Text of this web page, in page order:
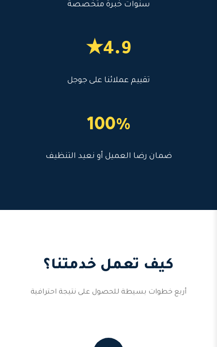
سنوات خبرة متخصصة
4.9★
تقييم عملائنا على جوجل
100%
ضمان رضا العميل أو نعيد التنظيف
كيف تعمل خدمتنا؟
أربع خطوات بسيطة للحصول على نتيجة احترافية